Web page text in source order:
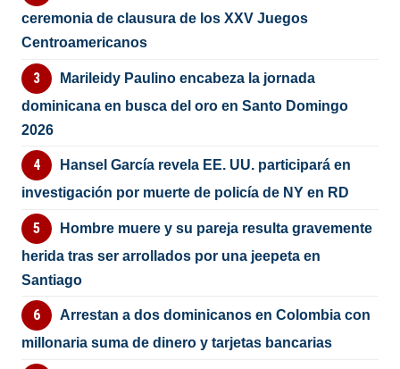
ceremonia de clausura de los XXV Juegos
Centroamericanos
Marileidy Paulino encabeza la jornada
dominicana en busca del oro en Santo Domingo
2026
Hansel García revela EE. UU. participará en
investigación por muerte de policía de NY en RD
Hombre muere y su pareja resulta gravemente
herida tras ser arrollados por una jeepeta en
Santiago
Arrestan a dos dominicanos en Colombia con
millonaria suma de dinero y tarjetas bancarias